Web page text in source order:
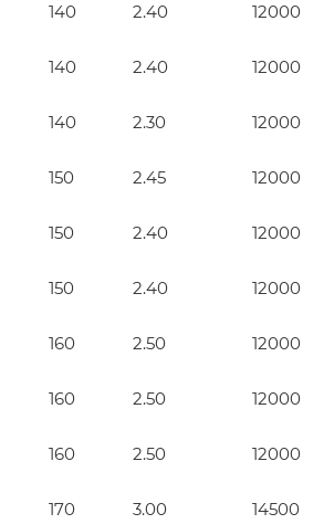
140 2.40 12000
140 2.40 12000
140 2.30 12000
150 2.45 12000
150 2.40 12000
150 2.40 12000
160 2.50 12000
160 2.50 12000
160 2.50 12000
170 3.00 14500